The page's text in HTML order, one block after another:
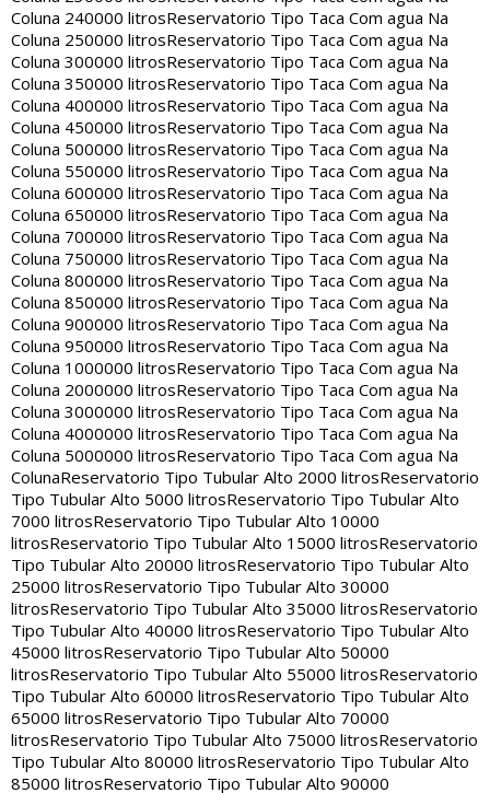
Coluna 240000 litrosReservatorio Tipo Taca Com agua Na
Coluna 250000 litrosReservatorio Tipo Taca Com agua Na
Coluna 300000 litrosReservatorio Tipo Taca Com agua Na
Coluna 350000 litrosReservatorio Tipo Taca Com agua Na
Coluna 400000 litrosReservatorio Tipo Taca Com agua Na
Coluna 450000 litrosReservatorio Tipo Taca Com agua Na
Coluna 500000 litrosReservatorio Tipo Taca Com agua Na
Coluna 550000 litrosReservatorio Tipo Taca Com agua Na
Coluna 600000 litrosReservatorio Tipo Taca Com agua Na
Coluna 650000 litrosReservatorio Tipo Taca Com agua Na
Coluna 700000 litrosReservatorio Tipo Taca Com agua Na
Coluna 750000 litrosReservatorio Tipo Taca Com agua Na
Coluna 800000 litrosReservatorio Tipo Taca Com agua Na
Coluna 850000 litrosReservatorio Tipo Taca Com agua Na
Coluna 900000 litrosReservatorio Tipo Taca Com agua Na
Coluna 950000 litrosReservatorio Tipo Taca Com agua Na
Coluna 1000000 litrosReservatorio Tipo Taca Com agua Na
Coluna 2000000 litrosReservatorio Tipo Taca Com agua Na
Coluna 3000000 litrosReservatorio Tipo Taca Com agua Na
Coluna 4000000 litrosReservatorio Tipo Taca Com agua Na
Coluna 5000000 litrosReservatorio Tipo Taca Com agua Na
ColunaReservatorio Tipo Tubular Alto 2000 litrosReservatorio
Tipo Tubular Alto 5000 litrosReservatorio Tipo Tubular Alto
7000 litrosReservatorio Tipo Tubular Alto 10000
litrosReservatorio Tipo Tubular Alto 15000 litrosReservatorio
Tipo Tubular Alto 20000 litrosReservatorio Tipo Tubular Alto
25000 litrosReservatorio Tipo Tubular Alto 30000
litrosReservatorio Tipo Tubular Alto 35000 litrosReservatorio
Tipo Tubular Alto 40000 litrosReservatorio Tipo Tubular Alto
45000 litrosReservatorio Tipo Tubular Alto 50000
litrosReservatorio Tipo Tubular Alto 55000 litrosReservatorio
Tipo Tubular Alto 60000 litrosReservatorio Tipo Tubular Alto
65000 litrosReservatorio Tipo Tubular Alto 70000
litrosReservatorio Tipo Tubular Alto 75000 litrosReservatorio
Tipo Tubular Alto 80000 litrosReservatorio Tipo Tubular Alto
85000 litrosReservatorio Tipo Tubular Alto 90000